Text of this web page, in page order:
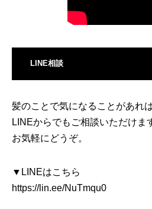
LINE相談
髪のことで気になることがあれば
LINEからでもご相談いただけま
お気軽にどうぞ。
▼LINEはこちら
https://lin.ee/NuTmqu0